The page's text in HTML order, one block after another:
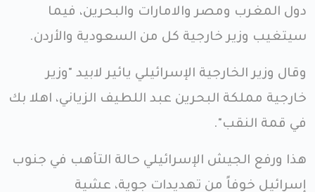
دول المغرب ومصر والامارات والبحرين، فيما
سيتغيب وزير خارجية كل من السعودية والأردن.
وقال وزير الخارجية الإسرائيلي يائير لابيد "وزير
خارجية مملكة البحرين عبد اللطيف الزياني، اهلا بك
في قمة النقب".
هذا ورفع الجيش الإسرائيلي حالة التأهب في جنوب
إسرائيل خوفاً من تهديدات جوية، عشية